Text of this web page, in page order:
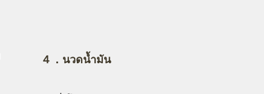
４．นวดน้ำมัน